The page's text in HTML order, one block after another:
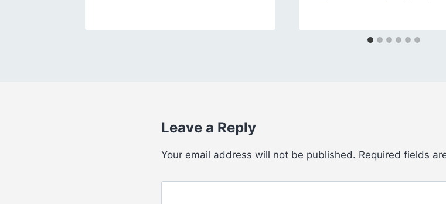
Leave a Reply
Your email address will not be published. Required fields